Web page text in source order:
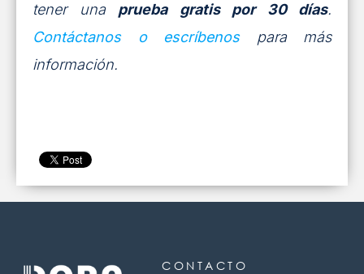
tener una prueba gratis por 30 días.
Contáctanos o escríbenospara más
información.
CONTACTO